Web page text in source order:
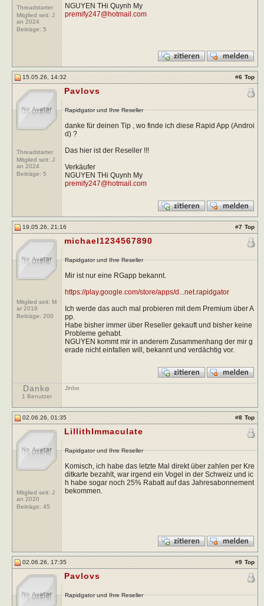
Threadstarter
Mitglied seit: J
an 2024
Beiträge: 5
NGUYEN THi Quynh My
premify247@hotmail.com
15.05.26, 14:32 #6 Top
Threadstarter
Mitglied seit: J
an 2024
Beiträge: 5
Pavlovs
Rapidgator und Ihre Reseller
danke für deinen Tip , wo finde ich diese Rapid App (Androi
d) ?
Das hier ist der Reseller !!!
Verkäufer
NGUYEN THi Quynh My
premify247@hotmail.com
19.05.26, 21:16 #7 Top
Mitglied seit: M
ar 2016
Beiträge: 200
michael1234567890
Rapidgator und Ihre Reseller
Mir ist nur eine RGapp bekannt.
https://play.google.com/store/apps/d...net.rapidgator
Ich werde das auch mal probieren mit dem Premium über A
pp.
Habe bisher immer über Reseller gekauft und bisher keine
Probleme gehabt.
NGUYEN kommt mir in anderem Zusammenhang der mir g
erade nicht einfallen will, bekannt und verdächtig vor.
Danke
1 Benutzer
Jinbe
02.06.26, 01:35 #8 Top
Mitglied seit: J
an 2020
Beiträge: 45
LillithImmaculate
Rapidgator und Ihre Reseller
Komisch, ich habe das letzte Mal direkt über zahlen per Kre
ditkarte bezahlt, war irgend ein Vogel in der Schweiz und ic
h habe sogar noch 25% Rabatt auf das Jahresabonnement
bekommen.
02.06.26, 17:35 #9 Top
Pavlovs
Rapidgator und Ihre Reseller